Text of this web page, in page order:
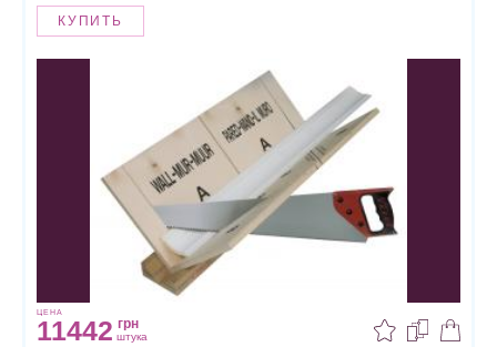
КУПИТЬ
ЦЕНА
11442 грн
штука